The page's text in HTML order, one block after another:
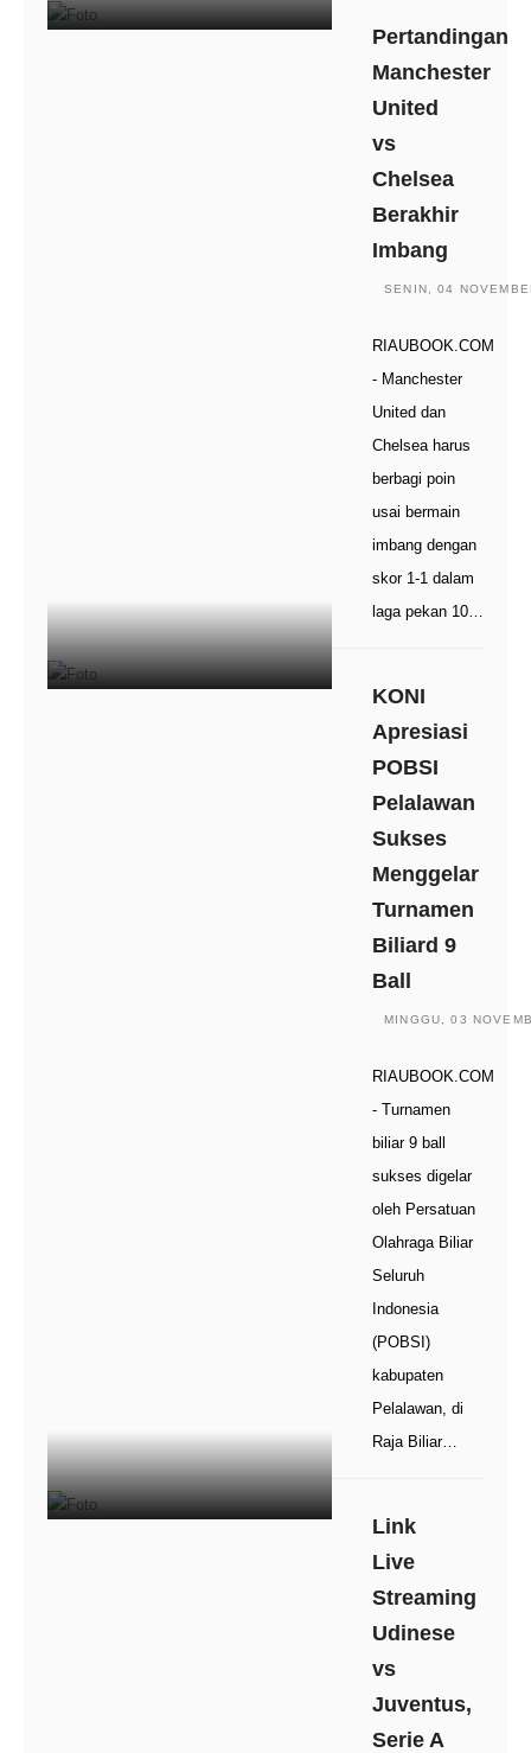
Pertandingan
Manchester
United
vs
Chelsea
Berakhir
Imbang
SENIN, 04
RIAUBOOK.COM
- Manchester
United dan
Chelsea harus
berbagi poin
usai bermain
imbang dengan
skor 1-1 dalam
laga pekan 10…
KONI
Apresiasi
POBSI
Pelalawan
Sukses
Menggelar
Turnamen
Biliard 9
Ball
MINGGU, 03
RIAUBOOK.COM
- Turnamen
biliar 9 ball
sukses digelar
oleh Persatuan
Olahraga Biliar
Seluruh
Indonesia
(POBSI)
kabupaten
Pelalawan, di
Raja Biliar…
Link
Live
Streaming
Udinese
vs
Juventus,
Serie A